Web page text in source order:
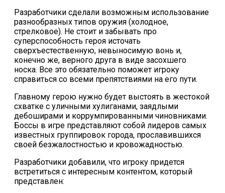
Разработчики сделали возможным использование
разнообразных типов оружия (холодное,
стрелковое). Не стоит и забывать про
суперспособность героя источать
сверхъестественную, невыносимую вонь и,
конечно же, верного друга в виде засохшего
носка. Все это обязательно поможет игроку
справиться со всеми препятствиями на его пути.
Главному герою нужно будет выстоять в жестокой
схватке с уличными хулиганами, заядлыми
дебоширами и коррумпированными чиновниками.
Боссы в игре представляют собой лидеров самых
известных группировок города, прославившихся
своей безжалостностью и кровожадностью.
Разработчики добавили, что игроку придется
встретиться с интересным контентом, который
представлен: